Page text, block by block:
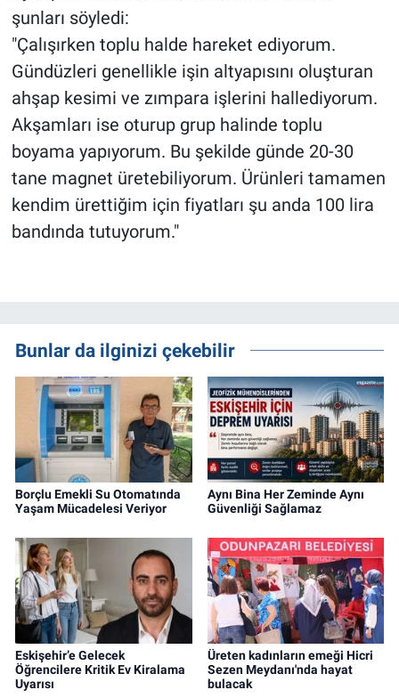
şunları söyledi:
"Çalışırken toplu halde hareket ediyorum.
Gündüzleri genellikle işin altyapısını oluşturan
ahşap kesimi ve zımpara işlerini hallediyorum.
Akşamları ise oturup grup halinde toplu
boyama yapıyorum. Bu şekilde günde 20-30
tane magnet üretebiliyorum. Ürünleri tamamen
kendim ürettiğim için fiyatları şu anda 100 lira
bandında tutuyorum."
Bunlar da ilginizi çekebilir
Borçlu Emekli Su Otomatında
Yaşam Mücadelesi Veriyor
Aynı Bina Her Zeminde Aynı
Güvenliği Sağlamaz
Eskişehir’e Gelecek
Öğrencilere Kritik Ev Kiralama
Uyarısı
Üreten kadınların emeği Hicri
Sezen Meydanı'nda hayat
bulacak